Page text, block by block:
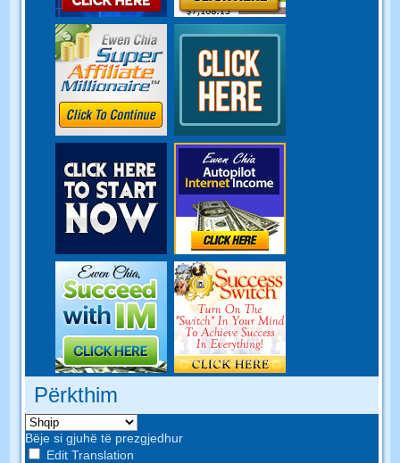
Përkthim
Bëje si gjuhë të prezgjedhur
Edit Translation